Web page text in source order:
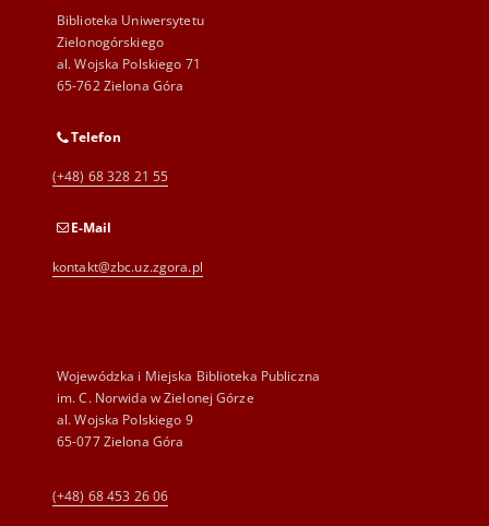
Biblioteka Uniwersytetu
Zielonogórskiego
al. Wojska Polskiego 71
65-762 Zielona Góra
Telefon
(+48) 68 328 21 55
E-Mail
kontakt@zbc.uz.zgora.pl
Wojewódzka i Miejska Biblioteka Publiczna
im. C. Norwida w Zielonej Górze
al. Wojska Polskiego 9
65-077 Zielona Góra
(+48) 68 453 26 06